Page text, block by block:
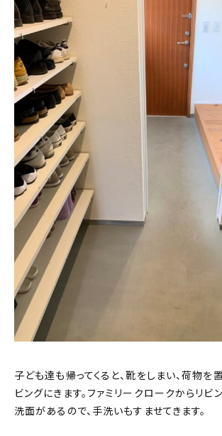
子ども達も帰ってくると、靴をしまい、荷物を
ビングにきます。ファミリークロークからリビ
洗面があるので、手洗いもすませてきます。